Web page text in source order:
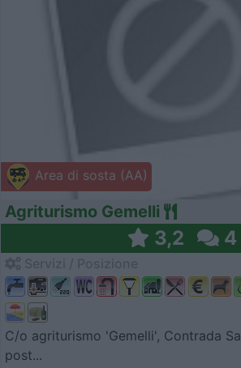
Area di sosta (AA)
Agriturismo Gemelli
3,2 4
C/o agriturismo 'Gemelli', Contrada
post...